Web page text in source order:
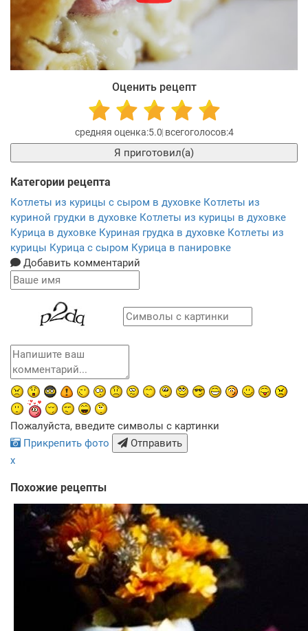
Оценить рецепт
5.0 4
Я приготовил(а)
Категории рецепта
Котлеты из курицы с сыром в духовке Котлеты из
куриной грудки в духовке Котлеты из курицы в духовке
Курица в духовке Куриная грудка в духовке Котлеты из
курицы Курица с сыром Курица в панировке
Добавить комментарий
Пожалуйста, введите символы с картинки
Прикрепить фото
Отправить
x
Похожие рецепты